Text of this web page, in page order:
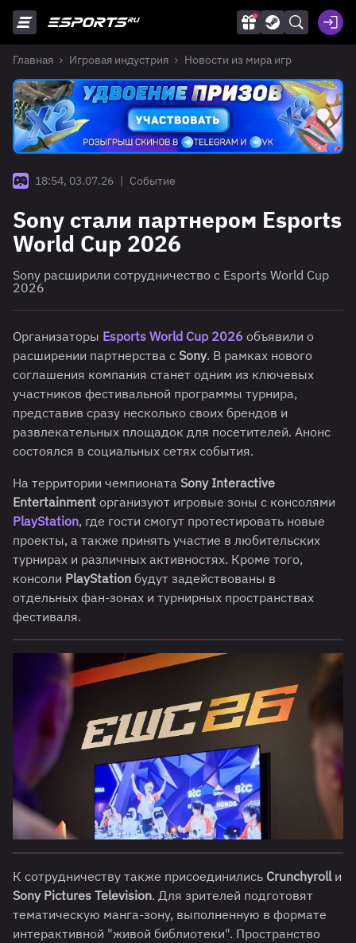
Главная Игровая индустрия Новости из мира игр
18:54, 03.07.26 | Событие
Sony стали партнером Esports
World Cup 2026
Sony расширили сотрудничество с Esports World Cup
2026
Организаторы Esports World Cup 2026 объявили о
расширении партнерства с Sony. В рамках нового
соглашения компания станет одним из ключевых
участников фестивальной программы турнира,
представив сразу несколько своих брендов и
развлекательных площадок для посетителей. Анонс
состоялся в социальных сетях события.
На территории чемпионата Sony Interactive
Entertainment организуют игровые зоны с консолями
PlayStation, где гости смогут протестировать новые
проекты, а также принять участие в любительских
турнирах и различных активностях. Кроме того,
консоли PlayStation будут задействованы в
отдельных фан-зонах и турнирных пространствах
фестиваля.
К сотрудничеству также присоединились Crunchyroll и
Sony Pictures Television. Для зрителей подготовят
тематическую манга-зону, выполненную в формате
интерактивной "живой библиотеки". Пространство